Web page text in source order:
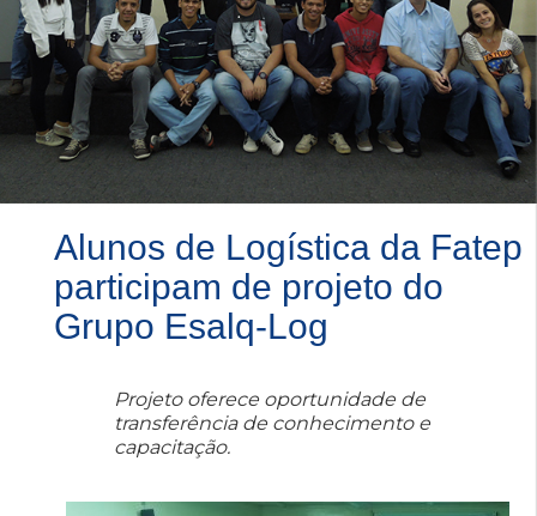
Alunos de Logística da Fatep
participam de projeto do
Grupo Esalq-Log
Projeto oferece oportunidade de
transferência de conhecimento e
capacitação.